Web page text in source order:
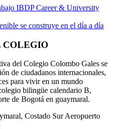
IBDP Career & University
se construye en el día a día
COLEGIO
del Colegio Colombo Gales se
de ciudadanos internacionales,
para vivir en un mundo
bilingüe calendario B,
de Bogotá en guaymaral.
Costado Sur Aeropuerto